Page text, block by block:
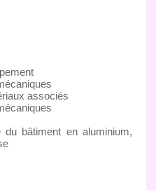
associés
bâtiment en aluminium,